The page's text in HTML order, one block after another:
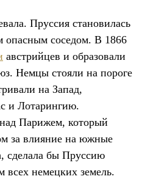
Пруссия становилась
соседом. В 1866
австрийцев и образовали
Немцы стояли на пороге
на Запад,
и Лотарингию.
Парижем, который
за влияние на южные
сделала бы Пруссию
всех немецких земель.